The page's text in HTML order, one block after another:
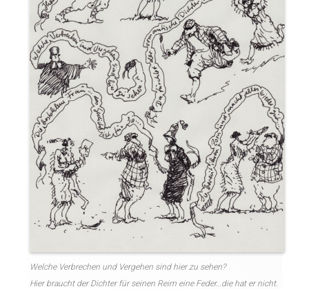
Welche Verbrechen und Vergehen sind hier zu sehen?
Hier braucht der Dichter für seinen Reim eine Feder…die hat er nicht.